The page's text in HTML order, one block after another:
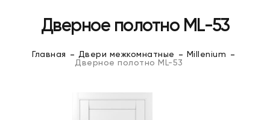
Дверное полотно ML-53
Главная Двери межкомнатные
Millenium
Дверное полотно ML-53